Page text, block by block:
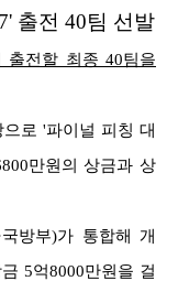
출전 40팀 선발
출전할 최종 40팀을
로 '파이널 피칭 대
만원의 상금과 상
국방부)가 통합해 개
5억8000만원을 걸